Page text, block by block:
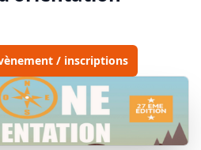
/ inscriptions